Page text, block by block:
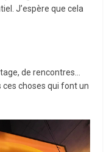
J’espère que cela
de rencontres…
ces choses qui font un